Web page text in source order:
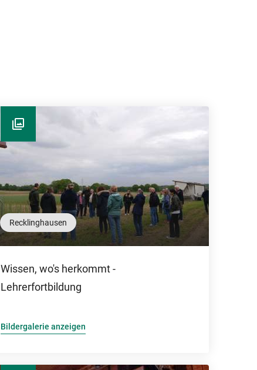
Recklinghausen
Wissen, wo's herkommt -
Lehrerfortbildung
Bildergalerie anzeigen